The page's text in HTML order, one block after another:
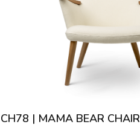
CH78 | MAMA BEAR CHAIR